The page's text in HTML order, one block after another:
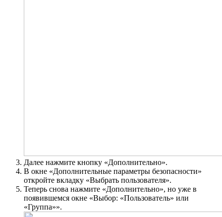
Далее нажмите кнопку «Дополнительно».
В окне «Дополнительные параметры безопасности»
откройте вкладку «Выбрать пользователя».
Теперь снова нажмите «Дополнительно», но уже в
появившемся окне «Выбор: «Пользователь» или
«Группа»».